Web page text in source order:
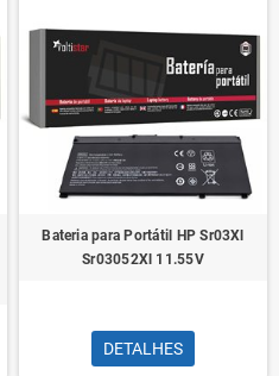
Bateria para Portátil HP Sr03Xl
Sr03052Xl 11.55V
DETALHES